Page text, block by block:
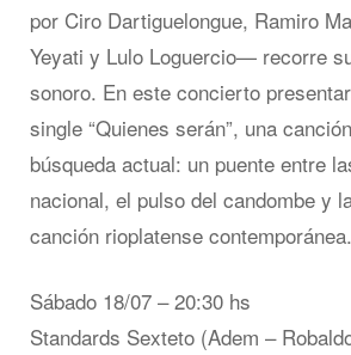
por Ciro Dartiguelongue, Ramiro
Yeyati y Lulo Loguercio— recorre
sonoro. En este concierto
single “Quienes serán”, una
búsqueda actual: un puente entre
nacional, el pulso del candombe y
canción rioplatense contemporánea.
Sábado 18/07 – 20:30 hs
Standards Sexteto (Adem –